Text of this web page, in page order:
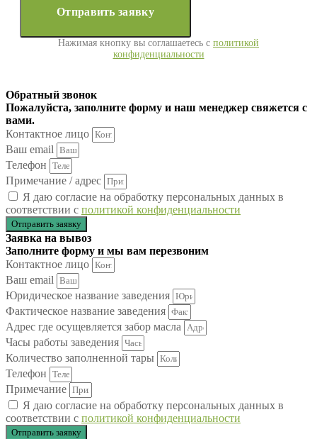
Отправить заявку
Нажимая кнопку вы соглашаетесь с политикой
конфиденциальности
Обратный звонок
Пожалуйста, заполните форму и наш менеджер свяжется с
вами.
Контактное лицо
Ваш email
Телефон
Примечание / адрес
Я даю согласие на обработку персональных данных в
соответствии с политикой конфиденциальности
Отправить заявку
Заявка на вывоз
Заполните форму и мы вам перезвоним
Контактное лицо
Ваш email
Юридическое название заведения
Фактическое название заведения
Адрес где осущевляется забор масла
Часы работы заведения
Количество заполненной тары
Телефон
Примечание
Я даю согласие на обработку персональных данных в
соответствии с политикой конфиденциальности
Отправить заявку